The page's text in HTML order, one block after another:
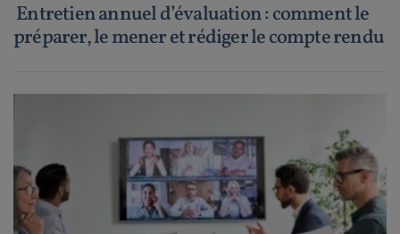
Entretien annuel d’évaluation : comment le
préparer, le mener et rédiger le compte rendu